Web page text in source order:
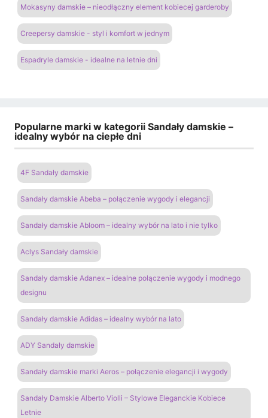
Mokasyny damskie – nieodłączny element kobiecej garderoby
Creepersy damskie - styl i komfort w jednym
Espadryle damskie - idealne na letnie dni
Popularne marki w kategorii Sandały damskie –
idealny wybór na ciepłe dni
4F Sandały damskie
Sandały damskie Abeba – połączenie wygody i elegancji
Sandały damskie Abloom – idealny wybór na lato i nie tylko
Aclys Sandały damskie
Sandały damskie Adanex – idealne połączenie wygody i modnego
designu
Sandały damskie Adidas – idealny wybór na lato
ADY Sandały damskie
Sandały damskie marki Aeros – połączenie elegancji i wygody
Sandały Damskie Alberto Violli – Stylowe Eleganckie Kobiece
Letnie